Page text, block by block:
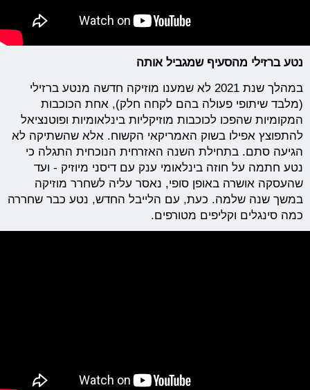
נטע ברזילי מהסעיף שמגביל אותה
במהלך שנת 2021 לא שמענו מוזיקה חדשה מנטע ברזילי
(מלבד שיתופי פעולה בהם לקחה חלק), אחת הכוכבות
המקומיות שהפכו לכוכבות מוזיקליות בינלאומיות ופוטנציאל
להתפוצץ אפילו בשוק האמריקאי הקשוח. אלא שהשתיקה לא
הגיעה סתם. בתחילת השנה האזרחית הנוכחית התגלה כי
נטע חתמה על חוזה בינלאומי ענק עם דיסני מיוזיק - ועד
שהעסקה אושרה באופן סופי, נאסר עליה לשחרר מוזיקה
במשך שנה שלמה. כעת, עם הלייבל החדש, נטע כבר שחררה
כמה סינגלים וקליפים מטורפים.